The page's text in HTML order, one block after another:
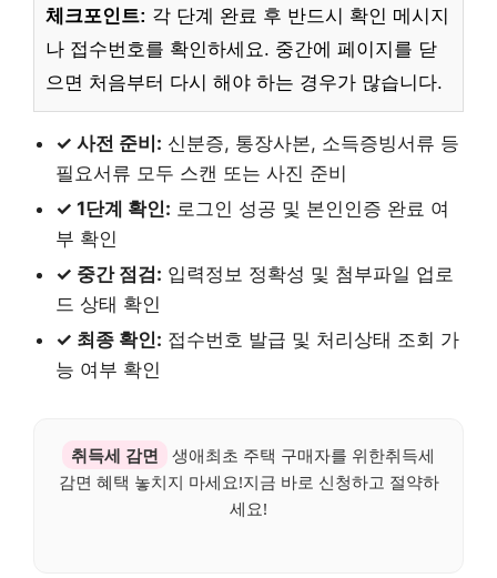
체크포인트: 각 단계 완료 후 반드시 확인 메시지
나 접수번호를 확인하세요. 중간에 페이지를 닫
으면 처음부터 다시 해야 하는 경우가 많습니다.
✓ 사전 준비: 신분증, 통장사본, 소득증빙서류 등
필요서류 모두 스캔 또는 사진 준비
✓ 1단계 확인: 로그인 성공 및 본인인증 완료 여
부 확인
✓ 중간 점검: 입력정보 정확성 및 첨부파일 업로
드 상태 확인
✓ 최종 확인: 접수번호 발급 및 처리상태 조회 가
능 여부 확인
취득세 감면
생애최초 주택 구매자를 위한취득세
감면 혜택 놓치지 마세요!지금 바로 신청하고 절약하
세요!